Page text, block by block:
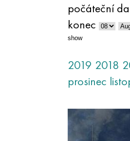
počáteční
konec
show
2019 2018
prosinec